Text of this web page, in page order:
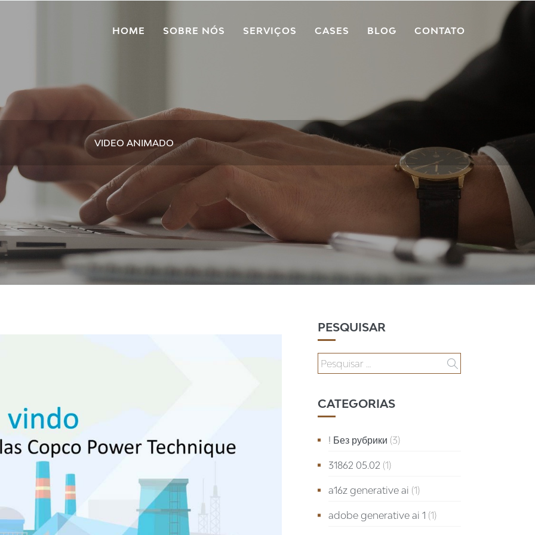
HOME SOBRE NÓS SERVIÇOS CASES BLOG CONTATO
VIDEO ANIMADO
PESQUISAR
CATEGORIAS
! Без рубрики (3)
31862 05.02 (1)
a16z generative ai (1)
adobe generative ai 1 (1)